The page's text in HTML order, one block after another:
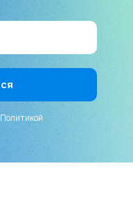
Политикой